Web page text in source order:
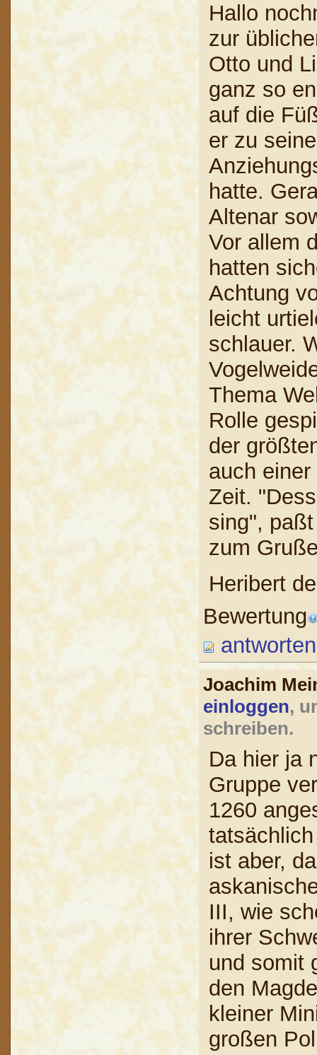
Hallo
zur
Otto und
ganz so
auf die
er zu
hatte.
Altenar
Vor allem
hatten
Achtung
leicht
schlauer.
Thema
Rolle
der
auch
Zeit.
sing",
zum
Heribert
Bewertung
antworten
Joachim
einloggen,
schreiben.
Da hier ja
Gruppe
1260
ist aber,
III, wie
ihrer
und somit
den
kleiner
großen